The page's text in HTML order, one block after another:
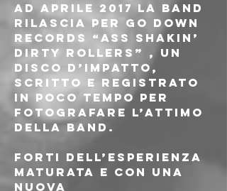
Ad Aprile 2017 la band
rilascia per Go Down
Records “Ass shakin’
dirty rollers” , un
disco d’impatto,
scritto e registrato
in poco tempo per
fotografare l’attimo
della band.
Forti dell’esperienza
maturata e con una
nuova